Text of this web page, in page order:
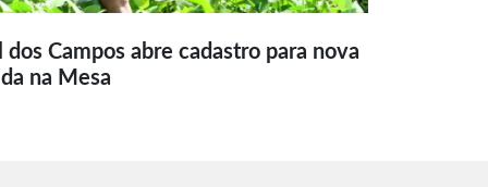
Campos abre cadastro para nova
na Mesa